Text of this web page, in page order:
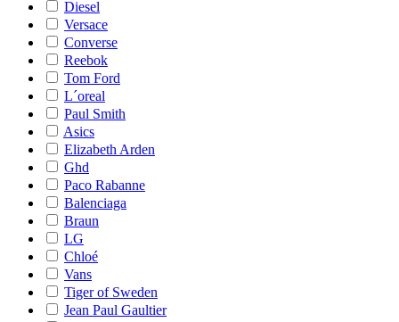
Diesel
Versace
Converse
Reebok
Tom Ford
L´oreal
Paul Smith
Asics
Elizabeth Arden
Ghd
Paco Rabanne
Balenciaga
Braun
LG
Chloé
Vans
Tiger of Sweden
Jean Paul Gaultier